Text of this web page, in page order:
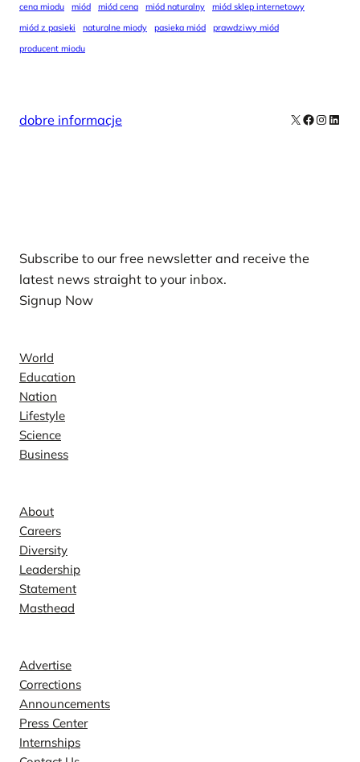
cena miodu miód miód cena miód naturalny
miód sklep internetowy
miód z pasieki
naturalne miody pasieka miód
prawdziwy miód
producent miodu
dobre informacje X Facebook
Subscribe to our free newsletter and receive the
latest news straight to your inbox.
Signup Now
World
Education
Nation
Lifestyle
Science
Business
About
Careers
Diversity
Leadership
Statement
Masthead
Advertise
Corrections
Announcements
Press Center
Internships